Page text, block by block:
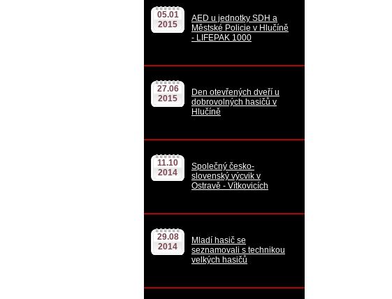
05.01
2015
AED u jednotky SDH a
Městské Policie v Hlučíně
- LIFEPAK 1000
27.06
2015
Den otevřených dveří u
dobrovolných hasičů v
Hlučíně
11.10
2014
Společný česko-
slovenský výcvik v
Ostravě - Vítkovicích
29.08
2014
Mladí hasič se
seznamovali s technikou
velkých hasičů